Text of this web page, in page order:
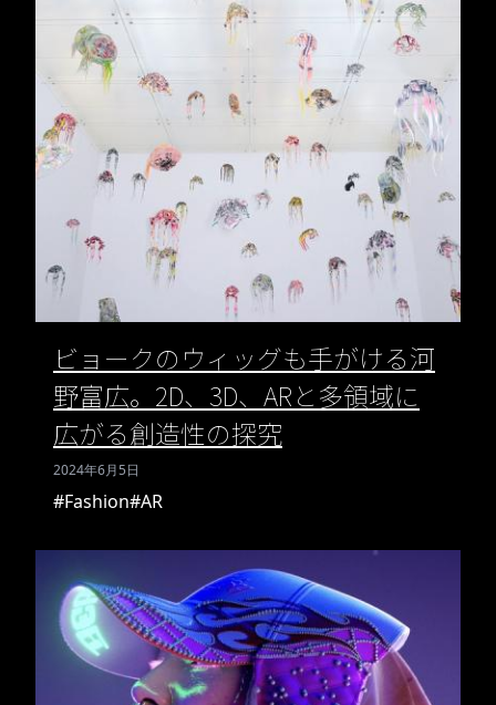
ビョークのウィッグも手がける河
野富広。2D、3D、ARと多領域に
広がる創造性の探究
2024年6月5日
#Fashion#AR